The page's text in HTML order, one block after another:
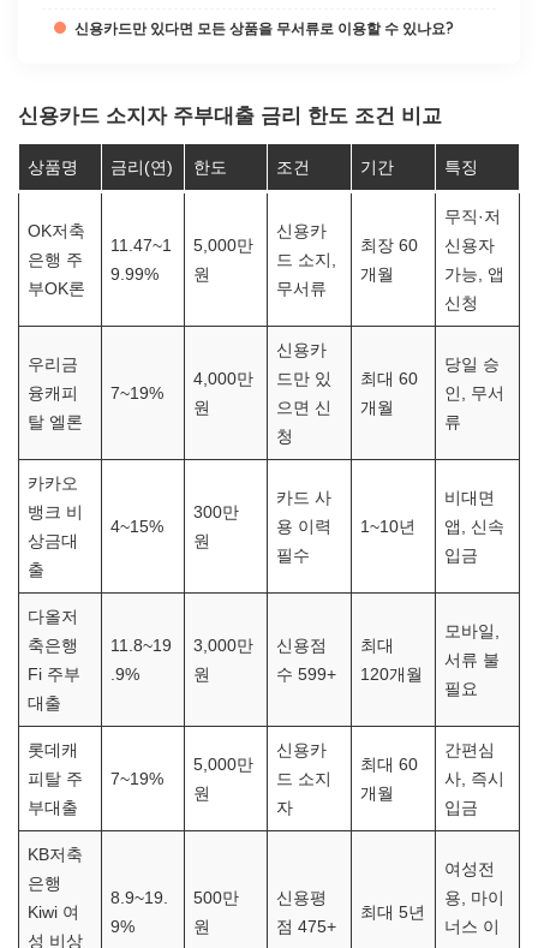
신용카드만 있다면 모든 상품을 무서류로 이용할 수 있나요?
신용카드 소지자 주부대출 금리 한도 조건 비교
상품명 금리(연) 한도 조건 기간 특징
OK저축
은행 주
부OK론
11.47~1
9.99%
5,000만
원
신용카
드 소지,
무서류
최장 60
개월
무직·저
신용자
가능, 앱
신청
우리금
융캐피
탈 엘론
7~19%
4,000만
원
신용카
드만 있
으면 신
청
최대 60
개월
당일 승
인, 무서
류
카카오
뱅크 비
상금대
출
4~15%
300만
원
카드 사
용 이력
필수
1~10년
비대면
앱, 신속
입금
다올저
축은행
Fi 주부
대출
11.8~19
.9%
3,000만
원
신용점
수 599+
최대
120개월
모바일,
서류 불
필요
롯데캐
피탈 주
부대출
7~19%
5,000만
원
신용카
드 소지
자
최대 60
개월
간편심
사, 즉시
입금
KB저축
은행
Kiwi 여
성 비상
8.9~19.
9%
500만
원
신용평
점 475+
최대 5년
여성전
용, 마이
너스 이